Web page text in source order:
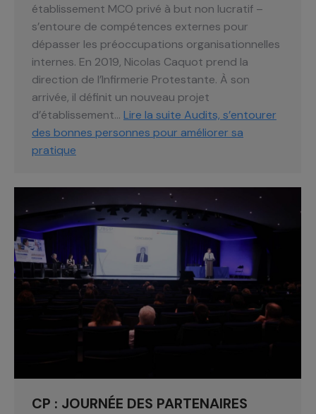
établissement MCO privé à but non lucratif –
s’entoure de compétences externes pour
dépasser les préoccupations organisationnelles
internes. En 2019, Nicolas Caquot prend la
direction de l’Infirmerie Protestante. À son
arrivée, il définit un nouveau projet
d’établissement… Lire la suite Audits, s’entourer
des bonnes personnes pour améliorer sa
pratique
CP : JOURNÉE DES PARTENAIRES